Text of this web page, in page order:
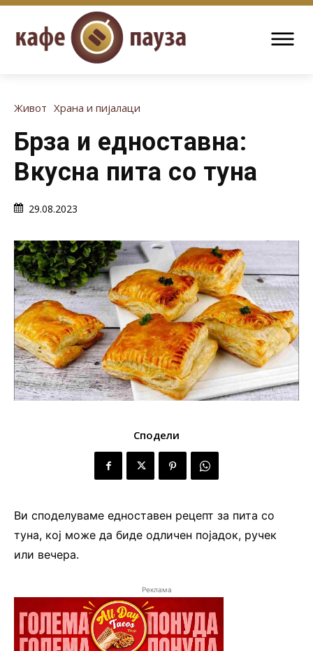
Живот Храна и пијалаци
Брза и едноставна:
Вкусна пита со туна
29.08.2023
Сподели
Ви споделуваме едноставен рецепт за пита со
туна, кој може да биде одличен појадок, ручек
или вечера.
Реклама